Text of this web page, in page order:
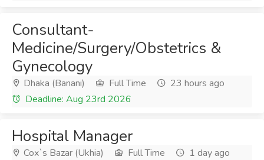
Consultant-
Medicine/Surgery/Obstetrics &
Gynecology
Dhaka (Banani) Full Time
23 hours ago
Deadline: Aug 23rd 2026
Hospital Manager
Cox`s Bazar (Ukhia) Full Time
1 day ago